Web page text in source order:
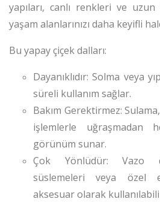
yapıları, canlı renkleri ve uzun
yaşam alanlarınızı daha keyifli
Bu yapay çiçek dalları:
Dayanıklıdır: Solma veya
süreli kullanım sağlar.
Bakım Gerektirmez:
işlemlerle
görünüm sunar.
Çok Yönlüdür: Vazo
süslemeleri veya özel
aksesuar olarak